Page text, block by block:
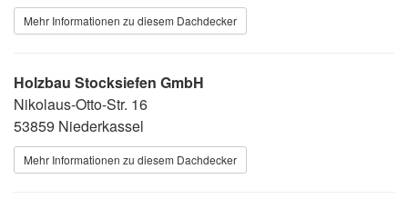
Mehr Informationen zu diesem Dachdecker
Holzbau Stocksiefen GmbH
Nikolaus-Otto-Str. 16
53859 Niederkassel
Mehr Informationen zu diesem Dachdecker